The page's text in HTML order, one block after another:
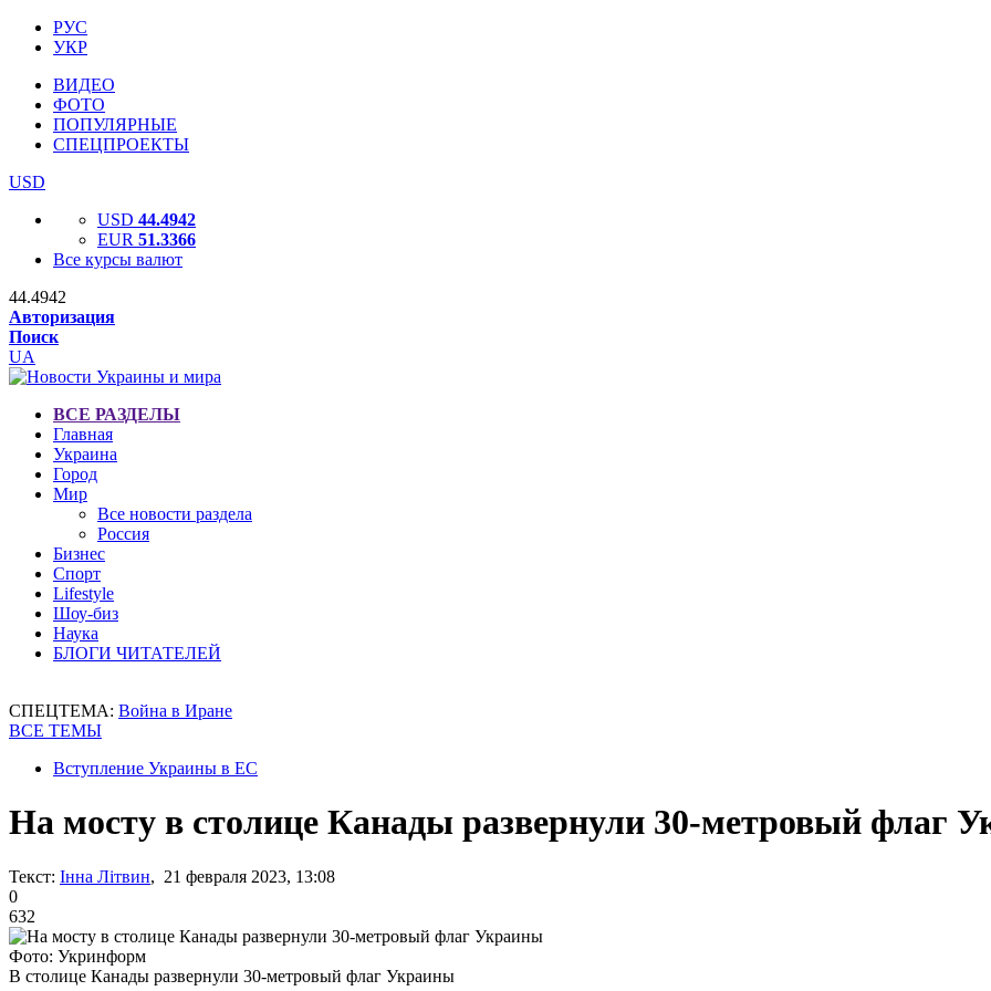
РУС
УКР
ВИДЕО
ФОТО
ПОПУЛЯРНЫЕ
СПЕЦПРОЕКТЫ
USD
USD 44.4942
EUR 51.3366
Все курсы валют
44.4942
Авторизация
Поиск
UA
ВСЕ РАЗДЕЛЫ
Главная
Украина
Город
Мир
Все новости раздела
Россия
Бизнес
Спорт
Lifestyle
Шоу-биз
Наука
БЛОГИ ЧИТАТЕЛЕЙ
СПЕЦТЕМА: Война в Иране
ВСЕ ТЕМЫ
Вступление Украины в ЕС
На мосту в столице Канады развернули 30-метровый флаг
Текст: Інна Літвин, 21 февраля 2023, 13:08
0
632
Фото: Укринформ
В столице Канады развернули 30-метровый флаг Украины